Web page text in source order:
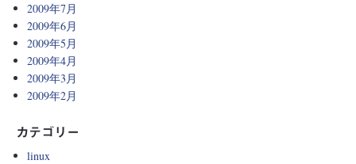
2009年7月
2009年6月
2009年5月
2009年4月
2009年3月
2009年2月
カテゴリー
linux